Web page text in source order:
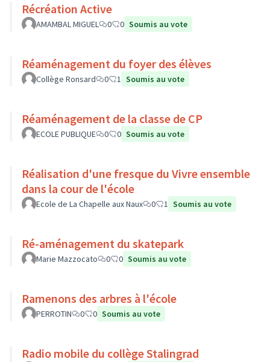
Récréation Active
AMAMBAL MIGUEL 0 0 Soumis au vote
Réaménagement du foyer des élèves
Collège Ronsard 0 1 Soumis au vote
Réaménagement de la classe de CP
ECOLE PUBLIQUE 0 0 Soumis au vote
Réalisation d'une fresque du Vivre ensemble
dans la cour de l'école
Ecole de La Chapelle aux Naux 0 1 Soumis au vote
Ré-aménagement du skatepark
Marie Mazzocato 0 0 Soumis au vote
Ramenons des arbres à l'école
PERROTIN 0 0 Soumis au vote
Radio mobile du collège Stalingrad